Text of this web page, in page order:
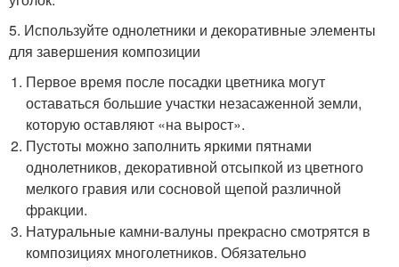
5. Используйте однолетники и декоративные элементы
для завершения композиции
Первое время после посадки цветника могут
оставаться большие участки незасаженной земли,
которую оставляют «на вырост».
Пустоты можно заполнить яркими пятнами
однолетников, декоративной отсыпкой из цветного
мелкого гравия или сосновой щепой различной
фракции.
Натуральные камни-валуны прекрасно смотрятся в
композициях многолетников. Обязательно